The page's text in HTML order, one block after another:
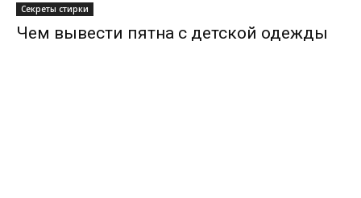
Секреты стирки
Чем вывести пятна с детской одежды